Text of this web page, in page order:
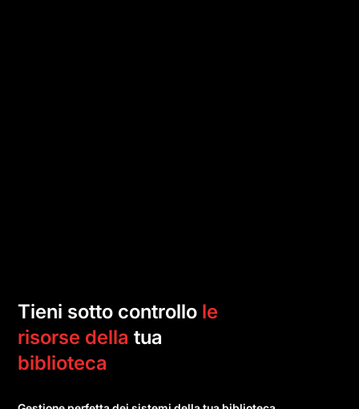
Tieni sotto controllo le
risorse della tua
biblioteca